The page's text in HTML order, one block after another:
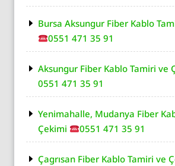
Bursa Aksungur Fiber Kablo
0551 471 35 91
Aksungur Fiber Kablo Tamiri ve
0551 471 35 91
Yenimahalle, Mudanya Fiber
Çekimi
0551 471 35 91
Çagrısan Fiber Kablo Tamiri ve